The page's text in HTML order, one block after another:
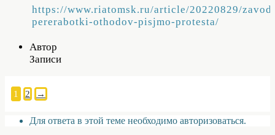
https://www.riatomsk.ru/article/20220829/
pererabotki-othodov-pisjmo-protesta/
Автор
Записи
1 2 →
Для ответа в этой теме необходимо авторизоваться.